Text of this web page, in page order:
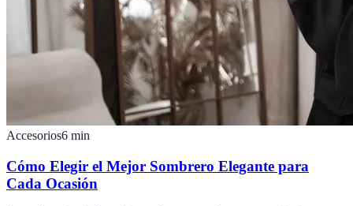
Accesorios6 min
Cómo Elegir el Mejor Sombrero Elegante para
Cada Ocasión